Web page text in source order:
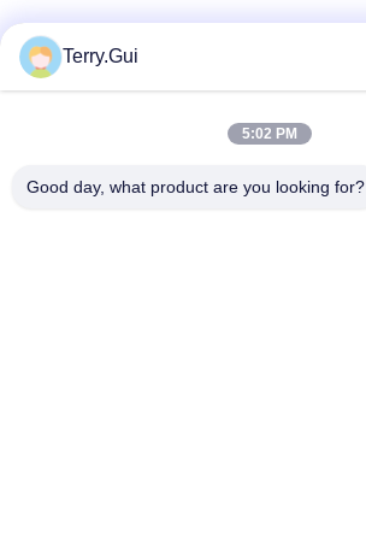
テレ
Terry.Gui
5:02 PM
Good day, what product are you looking for?